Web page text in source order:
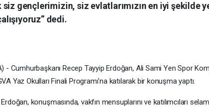
gençlerimizin, siz evlatlarımızın en iyi şekilde
dedi.
- Cumhurbaşkanı Recep Tayyip Erdoğan, Ali Sami Yen Spor
Yaz Okulları Finali Programı'na katılarak bir konuşma yaptı.
konuşmasında, vakfın mensuplarını ve katılımcıları